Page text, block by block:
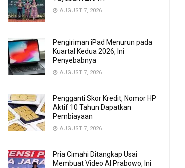
AUGUST 7, 2026
Pengiriman iPad Menurun pada
Kuartal Kedua 2026, Ini
Penyebabnya
AUGUST 7, 2026
Pengganti Skor Kredit, Nomor HP
Aktif 10 Tahun Dapatkan
Pembiayaan
AUGUST 7, 2026
Pria Cimahi Ditangkap Usai
Membuat Video AI Prabowo, Ini